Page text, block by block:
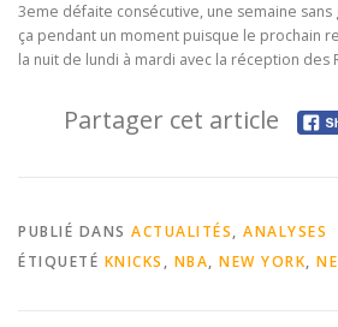
3eme défaite consécutive, une semaine
ça pendant un moment puisque le prochain
la nuit de lundi à mardi avec la réception des
Partager cet article
PUBLIÉ DANS ACTUALITÉS, ANALYSES
ÉTIQUETÉ KNICKS , NBA, NEW YORK,